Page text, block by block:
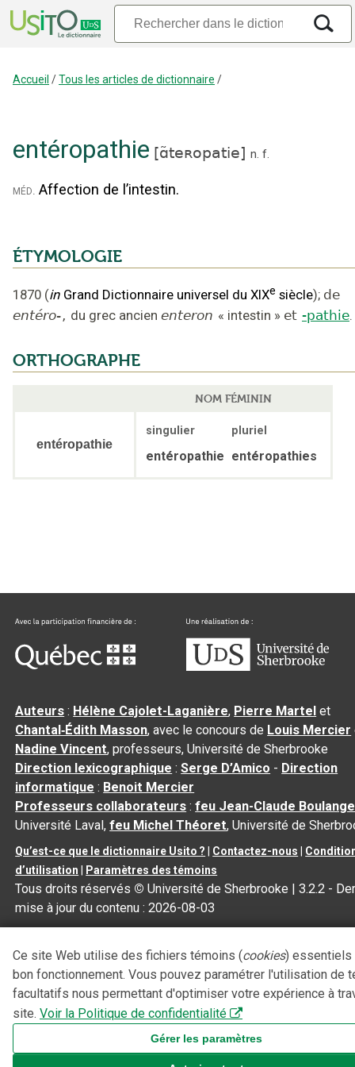
Accueil /Tous les articles de dictionnaire /
entéropathie [ɑ̃teʀopatie] n. f.
méd. Affection de l’intestin.
ÉTYMOLOGIE
1870 (in Grand Dictionnaire universel du XIXe siècle); de
entéro-, du grec ancien enteron « intestin » et -pathie.
ORTHOGRAPHE
NOM FÉMININ
entéropathie
singulier pluriel
entéropathie entéropathies
Auteurs : Hélène Cajolet-Laganière, Pierre Martel et
Chantal‑Édith Masson, avec le concours de Louis Mercier
Nadine Vincent, professeurs, Université de Sherbrooke
Direction lexicographique :Serge D’Amico - Direction
informatique : Benoit Mercier
Professeurs collaborateurs :feu Jean-Claude
Université Laval,feu Michel Théoret, Université de
Qu’est-ce que le dictionnaire Usito ? Contactez-nous
d’utilisation
Paramètres des témoins
Tous droits réservés © Université de Sherbrooke |3.2.2 -
mise à jour du contenu :2026-08-03
Ce site Web utilise des fichiers témoins (cookies) essentiels
bon fonctionnement. Vous pouvez paramétrer l'utilisation de
facultatifs nous permettant d'optimiser votre expérience à
site. Voir la Politique de confidentialité
Gérer les paramètres